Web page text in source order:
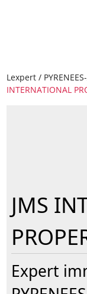
Lexpert /
INTERNATIONAL
JMS
Expert